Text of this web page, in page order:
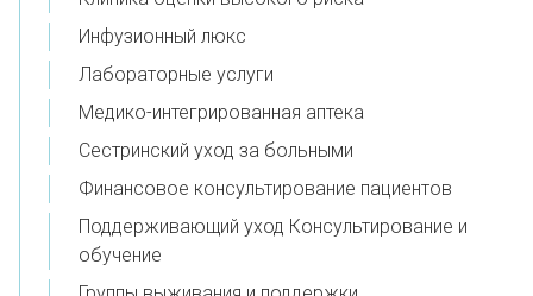
Инфузионный люкс
Лабораторные услуги
Медико-интегрированная аптека
Сестринский уход за больными
Финансовое консультирование пациентов
Поддерживающий уход Консультирование и
обучение